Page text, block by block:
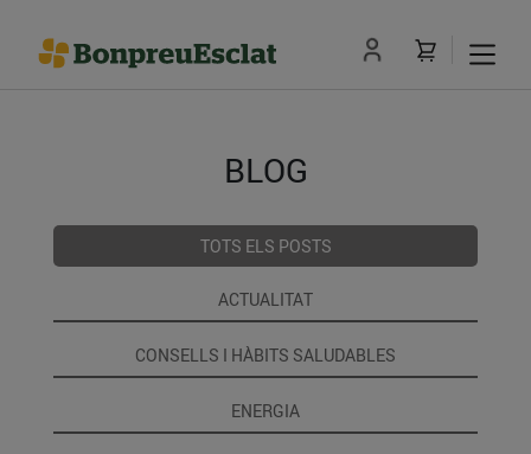
BLOG
TOTS ELS POSTS
ACTUALITAT
CONSELLS I HÀBITS SALUDABLES
ENERGIA